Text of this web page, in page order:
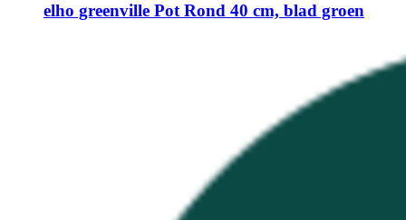
elho greenville Pot Rond 40 cm, blad groen